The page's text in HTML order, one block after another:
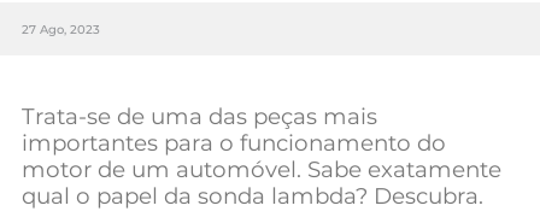
Sociedade
Negócios
Mundial 2026
27 Ago, 2023
Trata-se de uma das peças mais
importantes para o funcionamento do
motor de um automóvel. Sabe exatamente
qual o papel da sonda lambda? Descubra.